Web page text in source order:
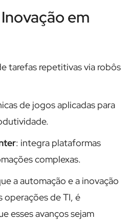
em
tarefas repetitivas via robôs
de jogos aplicadas para
: integra plataformas
complexas.
a automação e a inovação
operações de TI, é
esses avanços sejam